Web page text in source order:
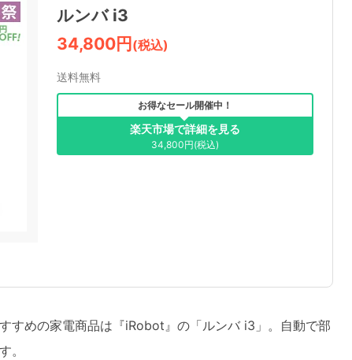
ルンバ i3
34,800円 (税込)
送料無料
お得なセール開催中！
楽天市場で詳細を見る
34,800円(税込)
すめの家電商品は『iRobot』の「ルンバ i3」。自動で部
。